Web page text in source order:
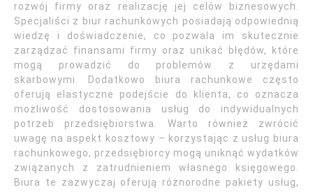
rozwój firmy oraz realizację jej celów biznesowych.
Specjaliści z biur rachunkowych posiadają odpowiednią
wiedzę i doświadczenie, co pozwala im skutecznie
zarządzać finansami firmy oraz unikać błędów, które
mogą prowadzić do problemów z urzędami
skarbowymi. Dodatkowo biura rachunkowe często
oferują elastyczne podejście do klienta, co oznacza
możliwość dostosowania usług do indywidualnych
potrzeb przedsiębiorstwa. Warto również zwrócić
uwagę na aspekt kosztowy – korzystając z usług biura
rachunkowego, przedsiębiorcy mogą uniknąć wydatków
związanych z zatrudnieniem własnego księgowego.
Biura te zazwyczaj oferują różnorodne pakiety usług,